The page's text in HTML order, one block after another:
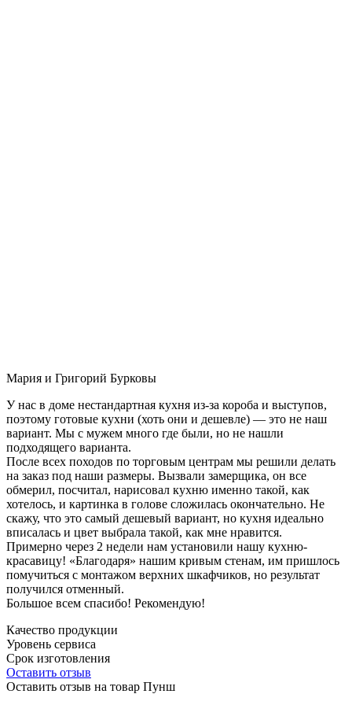
Мария и Григорий Бурковы
У нас в доме нестандартная кухня из-за короба и выступов,
поэтому готовые кухни (хоть они и дешевле) — это не наш
вариант. Мы с мужем много где были, но не нашли
подходящего варианта.
После всех походов по торговым центрам мы решили делать
на заказ под наши размеры. Вызвали замерщика, он все
обмерил, посчитал, нарисовал кухню именно такой, как
хотелось, и картинка в голове сложилась окончательно. Не
скажу, что это самый дешевый вариант, но кухня идеально
вписалась и цвет выбрала такой, как мне нравится.
Примерно через 2 недели нам установили нашу кухню-
красавицу! «Благодаря» нашим кривым стенам, им пришлось
помучиться с монтажом верхних шкафчиков, но результат
получился отменный.
Большое всем спасибо! Рекомендую!
Качество продукции
Уровень сервиса
Срок изготовления
Оставить отзыв
Оставить отзыв на товар Пунш